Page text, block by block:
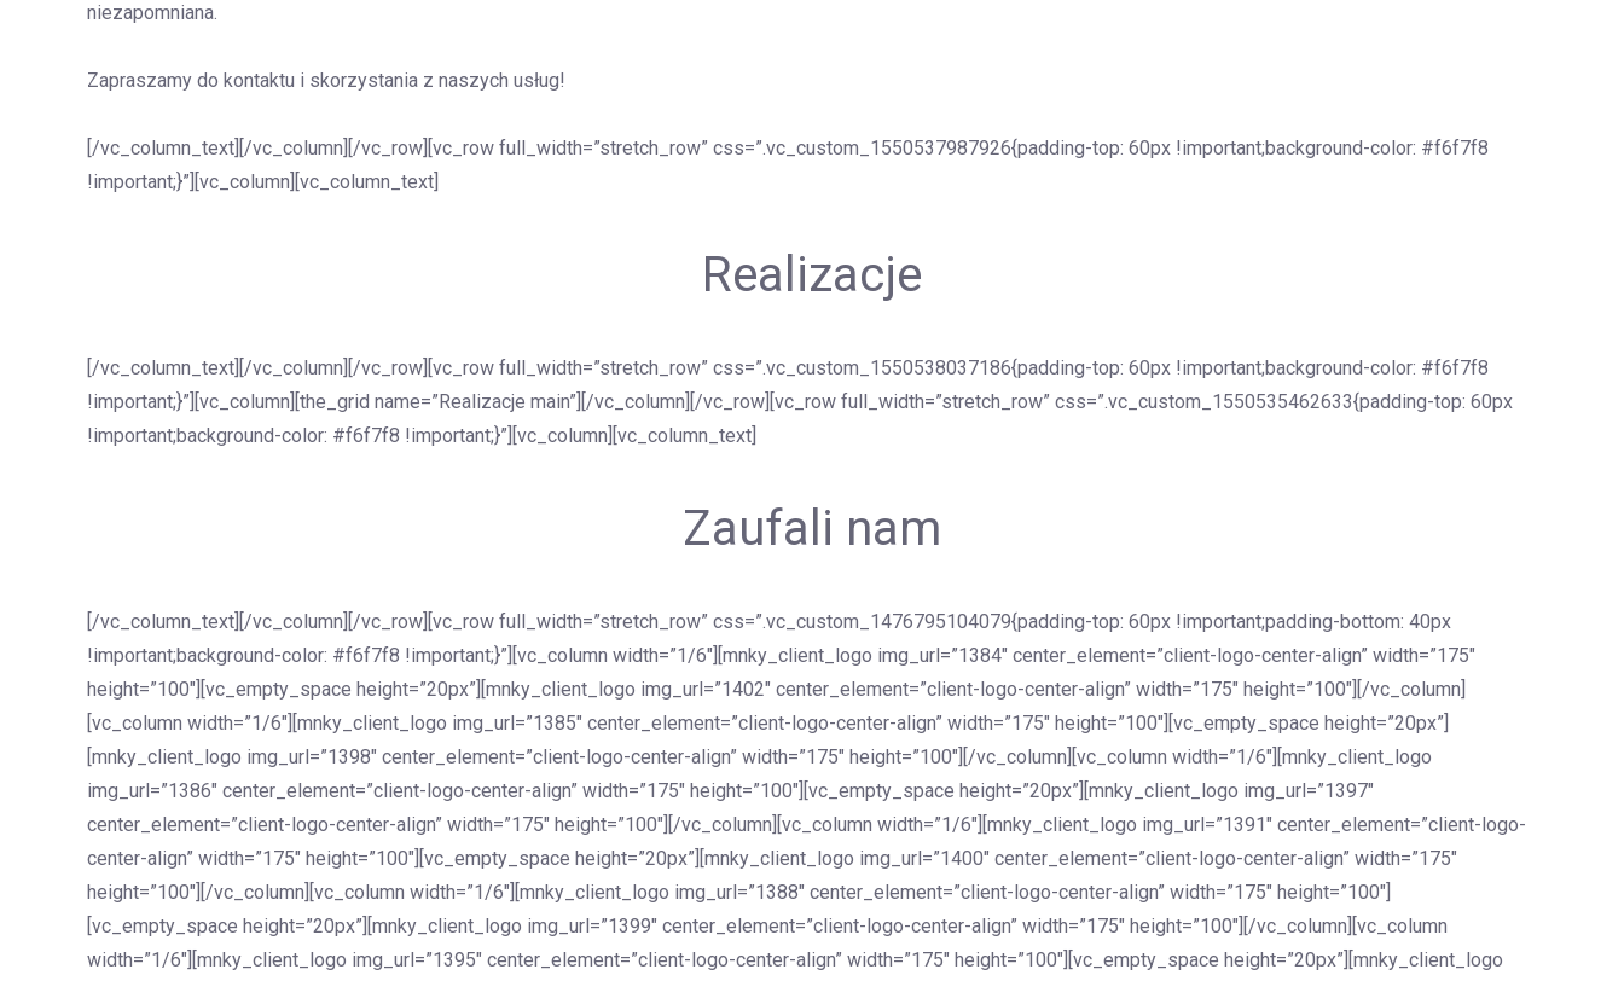
niezapomniana.
Zapraszamy do kontaktu i skorzystania z naszych usług!
[/vc_column_text][/vc_column][/vc_row][vc_row full_width=”stretch_row” css=”.vc_custom_1550537987926{padding-top: 60px !important;background-color: #f6f7f8
!important;}”][vc_column][vc_column_text]
Realizacje
[/vc_column_text][/vc_column][/vc_row][vc_row full_width=”stretch_row” css=”.vc_custom_1550538037186{padding-top: 60px !important;background-color: #f6f7f8
!important;}”][vc_column][the_grid name=”Realizacje main”][/vc_column][/vc_row][vc_row full_width=”stretch_row” css=”.vc_custom_1550535462633{padding-top: 60px
!important;background-color: #f6f7f8 !important;}”][vc_column][vc_column_text]
Zaufali nam
[/vc_column_text][/vc_column][/vc_row][vc_row full_width=”stretch_row” css=”.vc_custom_1476795104079{padding-top: 60px !important;padding-bottom: 40px
!important;background-color: #f6f7f8 !important;}”][vc_column width=”1/6″][mnky_client_logo img_url=”1384″ center_element=”client-logo-center-align” width=”175″
height=”100″][vc_empty_space height=”20px”][mnky_client_logo img_url=”1402″ center_element=”client-logo-center-align” width=”175″ height=”100″][/vc_column]
[vc_column width=”1/6″][mnky_client_logo img_url=”1385″ center_element=”client-logo-center-align” width=”175″ height=”100″][vc_empty_space height=”20px”]
[mnky_client_logo img_url=”1398″ center_element=”client-logo-center-align” width=”175″ height=”100″][/vc_column][vc_column width=”1/6″][mnky_client_logo
img_url=”1386″ center_element=”client-logo-center-align” width=”175″ height=”100″][vc_empty_space height=”20px”][mnky_client_logo img_url=”1397″
center_element=”client-logo-center-align” width=”175″ height=”100″][/vc_column][vc_column width=”1/6″][mnky_client_logo img_url=”1391″ center_element=”client-logo-
center-align” width=”175″ height=”100″][vc_empty_space height=”20px”][mnky_client_logo img_url=”1400″ center_element=”client-logo-center-align” width=”175″
height=”100″][/vc_column][vc_column width=”1/6″][mnky_client_logo img_url=”1388″ center_element=”client-logo-center-align” width=”175″ height=”100″]
[vc_empty_space height=”20px”][mnky_client_logo img_url=”1399″ center_element=”client-logo-center-align” width=”175″ height=”100″][/vc_column][vc_column
width=”1/6″][mnky_client_logo img_url=”1395″ center_element=”client-logo-center-align” width=”175″ height=”100″][vc_empty_space height=”20px”][mnky_client_logo